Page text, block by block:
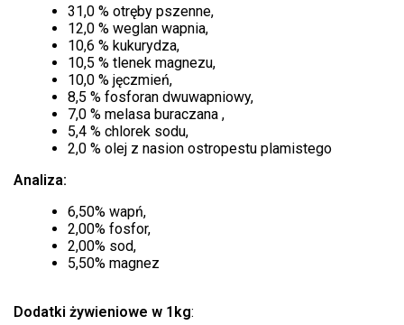
31,0 % otręby pszenne,
12,0 % weglan wapnia,
10,6 % kukurydza,
10,5 % tlenek magnezu,
10,0 % jęczmień,
8,5 % fosforan dwuwapniowy,
7,0 % melasa buraczana ,
5,4 % chlorek sodu,
2,0 % olej z nasion ostropestu plamistego
Analiza:
6,50% wapń,
2,00% fosfor,
2,00% sod,
5,50% magnez
Dodatki żywieniowe w 1kg: